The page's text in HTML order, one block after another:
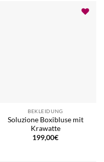
BEKLEIDUNG
Soluzione Boxibluse mit
Krawatte
199,00€